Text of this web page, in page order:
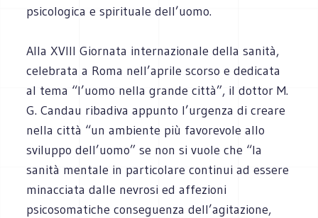
psicologica e spirituale dell’uomo.
Alla XVIII Giornata internazionale della sanità,
celebrata a Roma nell’aprile scorso e dedicata
al tema “l’uomo nella grande città”, il dottor M.
G. Candau ribadiva appunto l’urgenza di creare
nella città “un ambiente più favorevole allo
sviluppo dell’uomo” se non si vuole che “la
sanità mentale in particolare continui ad essere
minacciata dalle nevrosi ed affezioni
psicosomatiche conseguenza dell’agitazione,